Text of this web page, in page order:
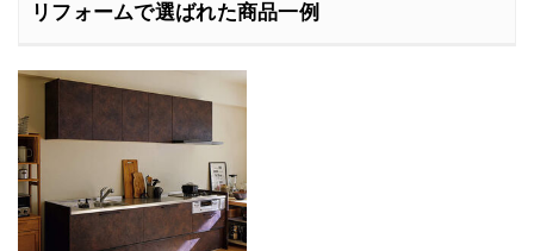
リフォームで選ばれた商品一例